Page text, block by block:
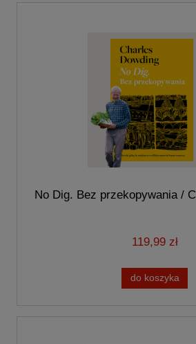
No Dig. Bez przekopywania /
119,99 zł
do koszyka